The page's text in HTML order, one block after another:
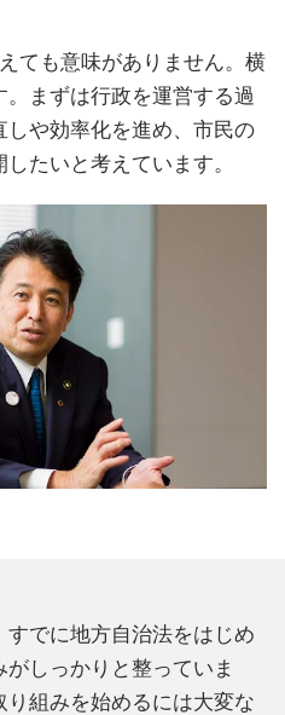
ても意味がありません。横
まずは行政を運営する過
や効率化を進め、市民の
たいと考えています。
でに地方自治法をはじめ
しっかりと整っていま
組みを始めるには大変な